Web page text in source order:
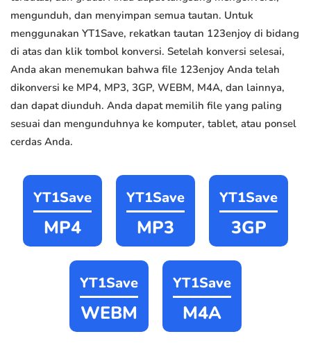
mengunduh, dan menyimpan semua tautan. Untuk
menggunakan YT1Save, rekatkan tautan 123enjoy di bidang
di atas dan klik tombol konversi. Setelah konversi selesai,
Anda akan menemukan bahwa file 123enjoy Anda telah
dikonversi ke MP4, MP3, 3GP, WEBM, M4A, dan lainnya,
dan dapat diunduh. Anda dapat memilih file yang paling
sesuai dan mengunduhnya ke komputer, tablet, atau ponsel
cerdas Anda.
YT1Save
MP4
YT1Save
MP3
YT1Save
3GP
YT1Save
WEBM
YT1Save
M4A